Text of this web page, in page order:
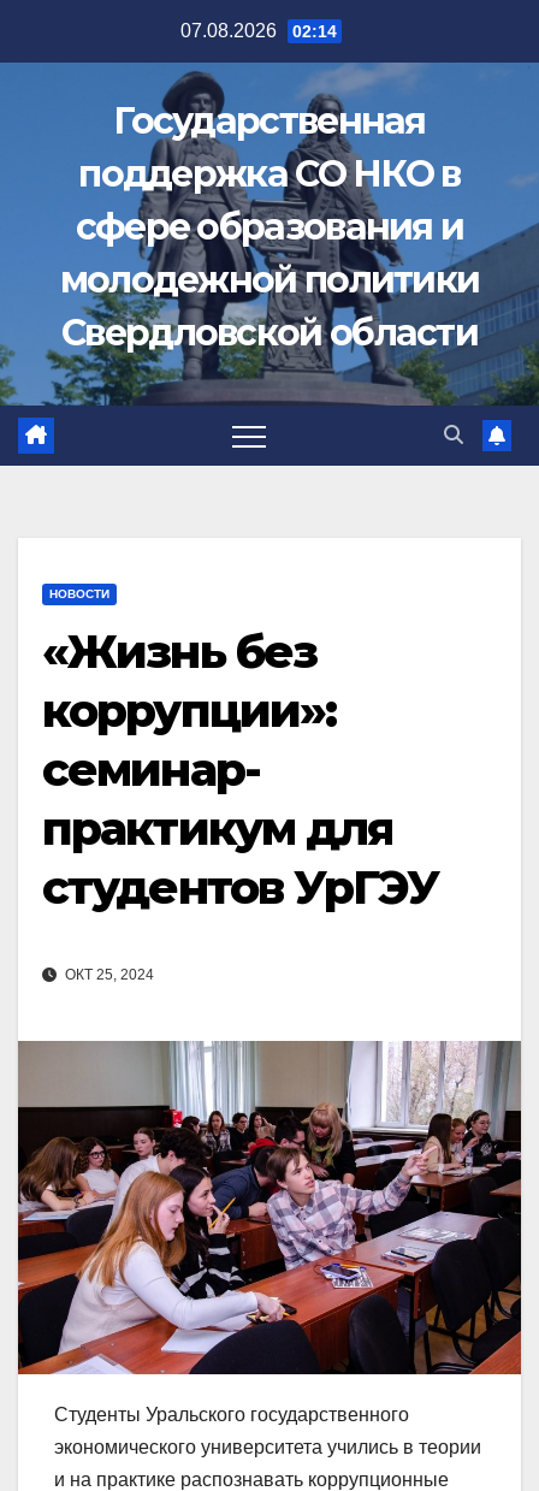
07.08.2026 02:14
Государственная
поддержка СО НКО в
сфере образования и
молодежной политики
Свердловской области
НОВОСТИ
«Жизнь без
коррупции»:
семинар-
практикум для
студентов УрГЭУ
ОКТ 25, 2024
Студенты Уральского государственного
экономического университета учились в теории
и на практике распознавать коррупционные